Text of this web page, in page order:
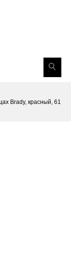
Brady, красный, 61